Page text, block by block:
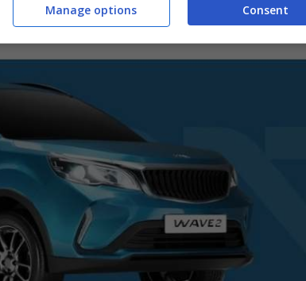
bassi per sbaragliare la concorrenza.
Consent
Manage options